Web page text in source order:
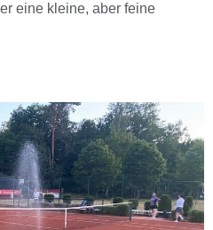
eine kleine, aber feine